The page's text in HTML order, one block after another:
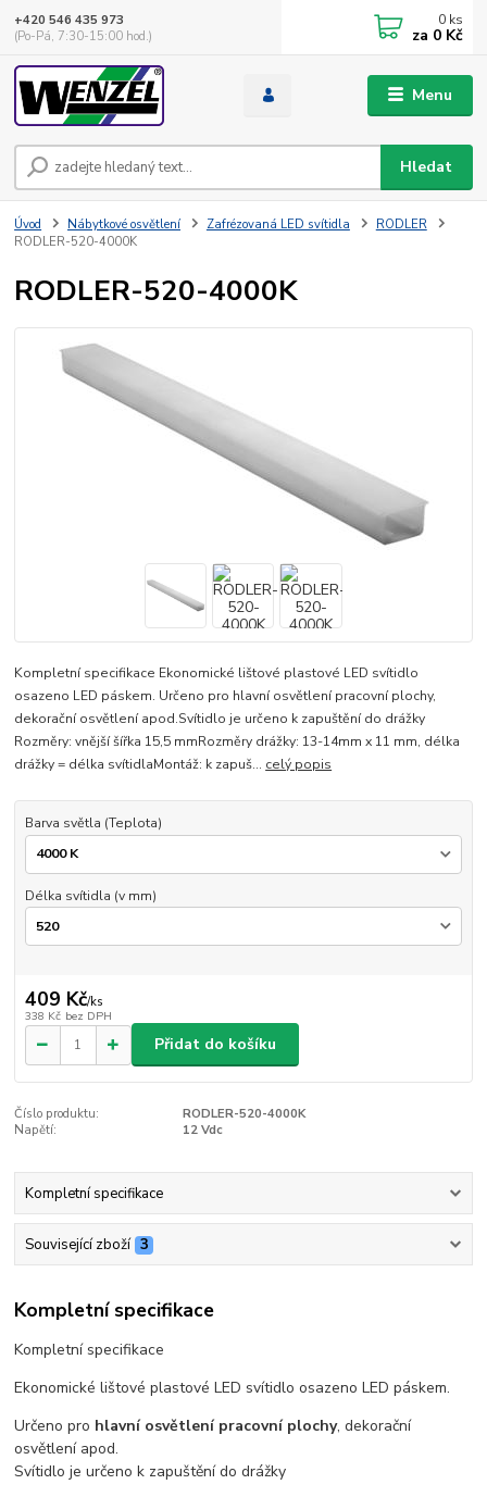
Menu
Hledat
+420 546 435 973
(Po-Pá, 7:30-15:00 hod.)
0 ks
za 0 Kč
Úvod Nábytkové osvětlení Zafrézovaná LED svítidla
RODLER
RODLER-520-4000K
RODLER-520-4000K
Kompletní specifikace Ekonomické lištové plastové LED svítidlo
osazeno LED páskem. Určeno pro hlavní osvětlení pracovní plochy,
dekorační osvětlení apod.Svítidlo je určeno k zapuštění do drážky
Rozměry: vnější šířka 15,5 mmRozměry drážky: 13-14mm x 11 mm, délka
drážky = délka svítidlaMontáž: k zapuš... celý popis
Barva světla (Teplota)
Délka svítidla (v mm)
409 Kč/ks
338 Kč bez DPH
Přidat do košíku
Číslo produktu:
RODLER-520-4000K
Napětí:
12 Vdc
Kompletní specifikace
Související zboží 3
Kompletní specifikace
Kompletní specifikace
Ekonomické lištové plastové LED svítidlo osazeno LED páskem.
Určeno pro hlavní osvětlení pracovní plochy, dekorační
osvětlení apod.
Svítidlo je určeno k zapuštění do drážky